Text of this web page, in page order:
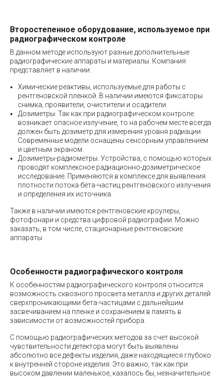
Второстепенное оборудование, используемое при
радиографическом контроле
В данном методе используют разные дополнительные
радиографические аппараты и материалы. Компания
представляет в наличии:
Химические реактивы, используемые для работы с
рентгеновской пленкой. В наличии имеются фиксаторы
снимка, проявители, очистители и осадители.
Дозиметры. Так как при радиографическом контроле
возникает опасное излучение, то на рабочем месте всегда
должен быть дозиметр для измерения уровня радиации.
Современные модели оснащены сенсорным управлением
и цветным экраном.
Дозиметры-радиометры. Устройства, с помощью которых
проводят комплексное радиационно-дозиметрическое
исследование. Применяются в комплексе для выявления
плотности потока бета-частиц рентгеновского излучения
и определения их источника.
Также в наличии имеются рентгеновские кроулеры,
фотофонари и средства цифровой радиографии. Можно
заказать, в том числе, стационарные рентгеновские
аппараты.
Особенности радиографического контроля
К особенностям радиографического контроля относится
возможность сквозного просвета металла и других деталей
сверхпроникающими бета-частицами с дальнейшим
засвечиванием на пленке и сохранением в память в
зависимости от возможностей прибора.
С помощью радиографических методов за счет высокой
чувствительности детектора могут быть выявлены
абсолютно все дефекты изделия, даже находящиеся глубоко
к внутренней стороне изделия. Это важно, так как при
высоком давлении маленькое, казалось бы, незначительное